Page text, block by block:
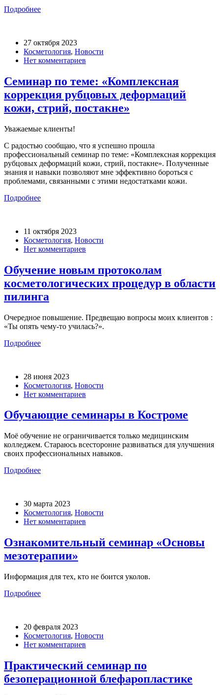
Подробнее
27 октября 2023
Косметология, Новости
Нет комментариев
Семинар по теме: «Комплексная
коррекция рубцовых деформаций
кожи, стрий, постакне»
Уважаемые клиенты!
С радостью сообщаю, что я успешно прошла
профессиональный семинар по теме: «Комплексная коррекция
рубцовых деформаций кожи, стрий, постакне». Полученные
знания и навыки позволяют мне эффективно бороться с
проблемами, связанными с этими недостатками кожи.
Подробнее
11 октября 2023
Косметология, Новости
Нет комментариев
Обучение новым протоколам
косметологических процедур в области
пилинга
Очередное повышение. Предвещаю вопросы моих клиентов :
«Ты опять чему-то училась?».
Подробнее
28 июня 2023
Косметология, Новости
Нет комментариев
Обучающие семинары в Костроме
Моё обучение не ограничивается только медицинским
колледжем. Стараюсь всесторонне развиваться для улучшения
своих профессиональных навыков.
Подробнее
30 марта 2023
Косметология, Новости
Нет комментариев
Ознакомительный семинар «Основы
мезотерапии»
Информация для тех, кто не боится уколов.
Подробнее
20 февраля 2023
Косметология, Новости
Нет комментариев
Практический семинар по
безоперационной блефаропластике